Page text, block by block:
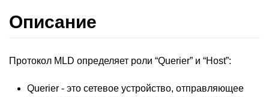
Описание
Протокол MLD определяет роли “Querier” и “Host”:
Querier - это сетевое устройство, отправляющее